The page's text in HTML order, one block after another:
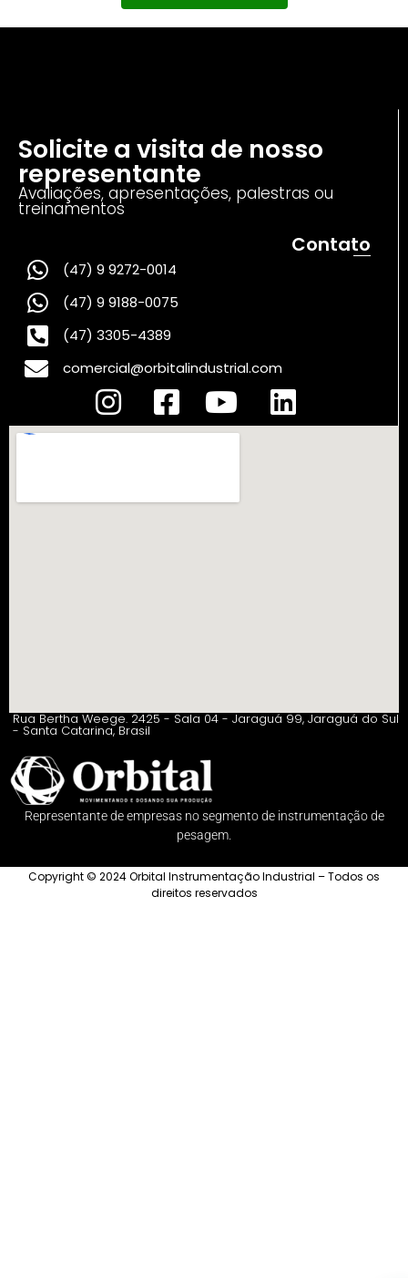
Solicite a visita de nosso
representante
Avaliações, apresentações, palestras ou
treinamentos
Contato
(47) 9 9272-0014
(47) 9 9188-0075
(47) 3305-4389
comercial@orbitalindustrial.com
Rua Bertha Weege. 2425 - Sala 04 - Jaraguá 99, Jaraguá do Sul
- Santa Catarina, Brasil
Representante de empresas no segmento de instrumentação de
pesagem.
Copyright © 2024 Orbital Instrumentação Industrial – Todos os
direitos reservados